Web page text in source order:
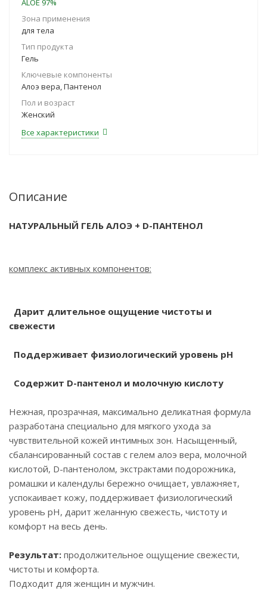
ALOE 97%
Зона применения
для тела
Тип продукта
Гель
Ключевые компоненты
Алоэ вера, Пантенол
Пол и возраст
Женский
Все характеристики
Описание
НАТУРАЛЬНЫЙ ГЕЛЬ АЛОЭ + D-ПАНТЕНОЛ
комплекс активных компонентов:
Дарит длительное ощущение чистоты и
свежести
Поддерживает физиологический уровень pН
Содержит D-пантенол и молочную кислоту
Нежная, прозрачная, максимально деликатная формула
разработана специально для мягкого ухода за
чувствительной кожей интимных зон. Насыщенный,
сбалансированный состав с гелем алоэ вера, молочной
кислотой, D-пантенолом, экстрактами подорожника,
ромашки и календулы бережно очищает, увлажняет,
успокаивает кожу, поддерживает физиологический
уровень pН, дарит желанную свежесть, чистоту и
комфорт на весь день.
Результат: продолжительное ощущение свежести,
чистоты и комфорта.
Подходит для женщин и мужчин.